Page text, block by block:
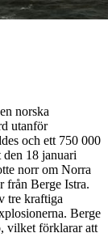
norska
utanför
och ett 750 000
den 18 januari
norr om Norra
från Berge Istra.
tre kraftiga
Berge
vilket förklarar att